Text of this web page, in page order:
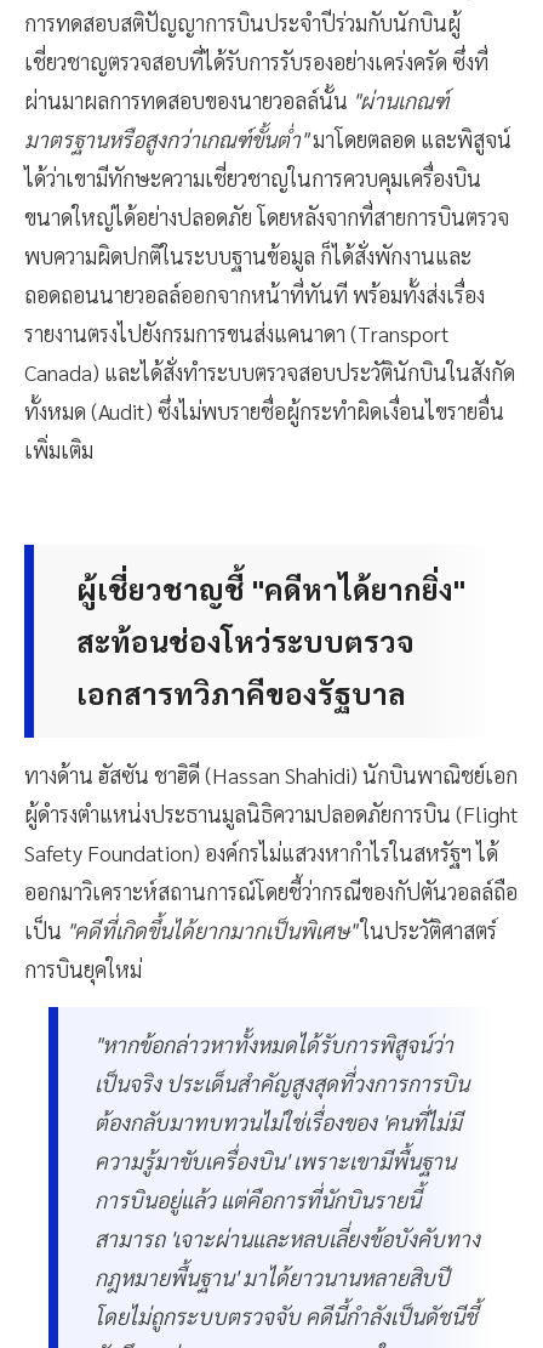
การทดสอบสติปัญญาการบินประจำปีร่วมกับนักบินผู้
เชี่ยวชาญตรวจสอบที่ได้รับการรับรองอย่างเคร่งครัด ซึ่งที่
ผ่านมาผลการทดสอบของนายวอลล์นั้น "ผ่านเกณฑ์
มาตรฐานหรือสูงกว่าเกณฑ์ขั้นต่ำ"มาโดยตลอด และพิสูจน์
ได้ว่าเขามีทักษะความเชี่ยวชาญในการควบคุมเครื่องบิน
ขนาดใหญ่ได้อย่างปลอดภัย โดยหลังจากที่สายการบินตรวจ
พบความผิดปกติในระบบฐานข้อมูล ก็ได้สั่งพักงานและ
ถอดถอนนายวอลล์ออกจากหน้าที่ทันที พร้อมทั้งส่งเรื่อง
รายงานตรงไปยังกรมการขนส่งแคนาดา (Transport
Canada) และได้สั่งทำระบบตรวจสอบประวัตินักบินในสังกัด
ทั้งหมด (Audit) ซึ่งไม่พบรายชื่อผู้กระทำผิดเงื่อนไขรายอื่น
เพิ่มเติม
ผู้เชี่ยวชาญชี้ "คดีหาได้ยากยิ่ง"
สะท้อนช่องโหว่ระบบตรวจ
เอกสารทวิภาคีของรัฐบาล
ทางด้าน ฮัสซัน ชาฮิดี (Hassan Shahidi) นักบินพาณิชย์เอก
ผู้ดำรงตำแหน่งประธานมูลนิธิความปลอดภัยการบิน (Flight
Safety Foundation) องค์กรไม่แสวงหากำไรในสหรัฐฯ ได้
ออกมาวิเคราะห์สถานการณ์โดยชี้ว่ากรณีของกัปตันวอลล์ถือ
เป็น "คดีที่เกิดขึ้นได้ยากมากเป็นพิเศษ"ในประวัติศาสตร์
การบินยุคใหม่
"หากข้อกล่าวหาทั้งหมดได้รับการพิสูจน์ว่า
เป็นจริง ประเด็นสำคัญสูงสุดที่วงการการบิน
ต้องกลับมาทบทวนไม่ใช่เรื่องของ 'คนที่ไม่มี
ความรู้มาขับเครื่องบิน' เพราะเขามีพื้นฐาน
การบินอยู่แล้ว แต่คือการที่นักบินรายนี้
สามารถ 'เจาะผ่านและหลบเลี่ยงข้อบังคับทาง
กฎหมายพื้นฐาน' มาได้ยาวนานหลายสิบปี
โดยไม่ถูกระบบตรวจจับ คดีนี้กำลังเป็นดัชนีชี้